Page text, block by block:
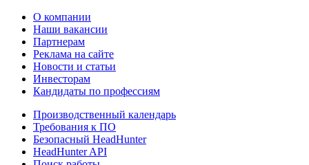
О компании
Наши вакансии
Партнерам
Реклама на сайте
Новости и статьи
Инвесторам
Кандидаты по профессиям
Производственный календарь
Требования к ПО
Безопасный HeadHunter
HeadHunter API